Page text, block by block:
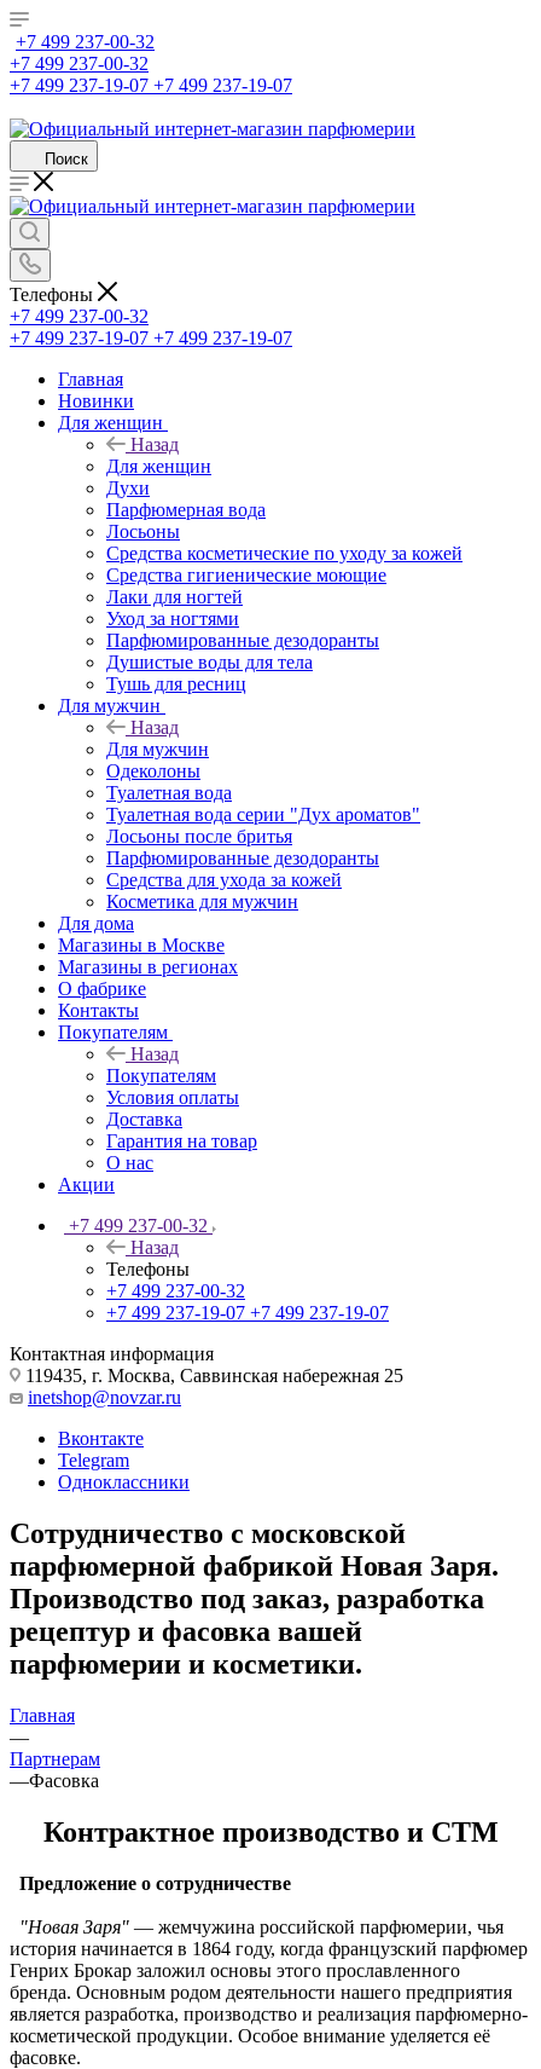
+7 499 237-00-32
+7 499 237-00-32
+7 499 237-19-07 +7 499 237-19-07
Поиск
Телефоны
+7 499 237-00-32
+7 499 237-19-07 +7 499 237-19-07
Главная
Новинки
Для женщин
Назад
Для женщин
Духи
Парфюмерная вода
Лосьоны
Средства косметические по уходу за кожей
Средства гигиенические моющие
Лаки для ногтей
Уход за ногтями
Парфюмированные дезодоранты
Душистые воды для тела
Тушь для ресниц
Для мужчин
Назад
Для мужчин
Одеколоны
Туалетная вода
Туалетная вода серии "Дух ароматов"
Лосьоны после бритья
Парфюмированные дезодоранты
Средства для ухода за кожей
Косметика для мужчин
Для дома
Магазины в Москве
Магазины в регионах
О фабрике
Контакты
Покупателям
Назад
Покупателям
Условия оплаты
Доставка
Гарантия на товар
О нас
Акции
+7 499 237-00-32
Назад
Телефоны
+7 499 237-00-32
+7 499 237-19-07 +7 499 237-19-07
Контактная информация
119435, г. Москва, Саввинская набережная 25
inetshop@novzar.ru
Вконтакте
Telegram
Одноклассники
Сотрудничество с московской
парфюмерной фабрикой Новая Заря.
Производство под заказ, разработка
рецептур и фасовка вашей
парфюмерии и косметики.
Главная
—
Партнерам
—Фасовка
Контрактное производство и СТМ
Предложение о сотрудничестве
"Новая Заря" — жемчужина российской парфюмерии, чья
история начинается в 1864 году, когда французский парфюмер
Генрих Брокар заложил основы этого прославленного
бренда. Основным родом деятельности нашего предприятия
является разработка, производство и реализация парфюмерно-
косметической продукции. Особое внимание уделяется её
фасовке.